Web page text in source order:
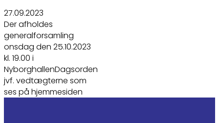
27.09.2023
Der afholdes
generalforsamling
onsdag den 25.10.2023
kl. 19.00 i
NyborghallenDagsorden
jvf. vedtægterne som
ses på hjemmesiden